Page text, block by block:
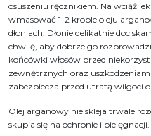
osuszeniu ręcznikiem. Na wciąż
wmasować 1-2 krople oleju
dłoniach. Dłonie delikatnie
chwilę, aby dobrze go
końcówki włosów przed
zewnętrznych oraz
zabezpiecza przed utratą wilgoci
Olej arganowy nie skleja trwale
skupia się na ochronie i pielęgnacji.